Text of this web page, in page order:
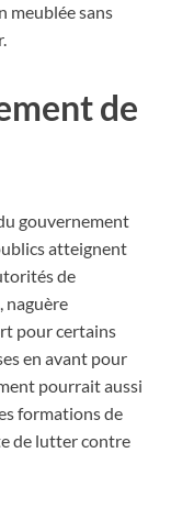
meublée sans
de
gouvernement
atteignent
de
naguère
pour certains
en avant pour
pourrait aussi
formations de
de lutter contre